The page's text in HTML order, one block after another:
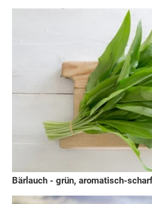
Bärlauch - grün, aromatisch-